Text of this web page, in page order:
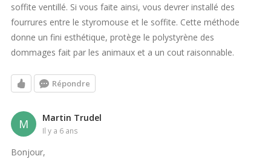
soffite ventillé. Si vous faite ainsi, vous devrer installé des
fourrures entre le styromouse et le soffite. Cette méthode
donne un fini esthétique, protège le polystyrène des
dommages fait par les animaux et a un cout raisonnable.
Répondre
M Martin Trudel
il y a 6 ans
Bonjour,